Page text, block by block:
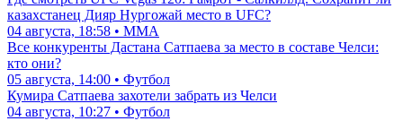
казахстанец Дияр Нургожай место в UFC?
04 августа, 18:58 • ММА
Все конкуренты Дастана Сатпаева за место в составе Челси:
кто они?
05 августа, 14:00 • Футбол
Кумира Сатпаева захотели забрать из Челси
04 августа, 10:27 • Футбол